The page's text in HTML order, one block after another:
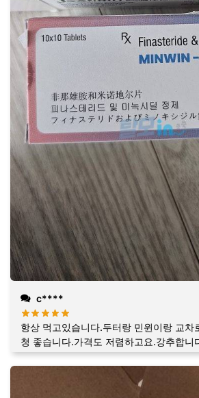
c****
항상 먹고있습니다.두터랑 민윈이랑 교차
청 좋습니다.가격도 저렴하고요.강추합니